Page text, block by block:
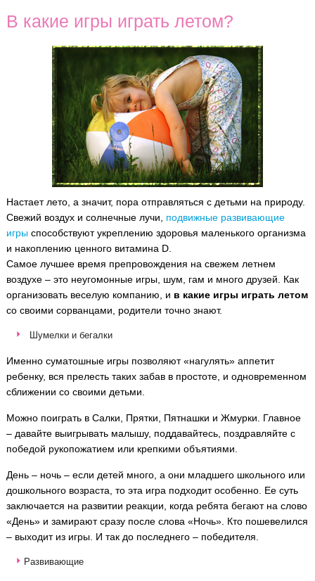
В какие игры играть летом?
Настает лето, а значит, пора отправляться с детьми на природу.
Свежий воздух и солнечные лучи, подвижные развивающие
игрыспособствуют укреплению здоровья маленького организма
и накоплению ценного витамина D.
Самое лучшее время препровождения на свежем летнем
воздухе – это неугомонные игры, шум, гам и много друзей. Как
организовать веселую компанию, и в какие игры играть летом
со своими сорванцами, родители точно знают.
Шумелки и бегалки
Именно суматошные игры позволяют «нагулять» аппетит
ребенку, вся прелесть таких забав в простоте, и одновременном
сближении со своими детьми.
Можно поиграть в Салки, Прятки, Пятнашки и Жмурки. Главное
– давайте выигрывать малышу, поддавайтесь, поздравляйте с
победой рукопожатием или крепкими объятиями.
День – ночь – если детей много, а они младшего школьного или
дошкольного возраста, то эта игра подходит особенно. Ее суть
заключается на развитии реакции, когда ребята бегают на слово
«День» и замирают сразу после слова «Ночь». Кто пошевелился
– выходит из игры. И так до последнего – победителя.
Развивающие